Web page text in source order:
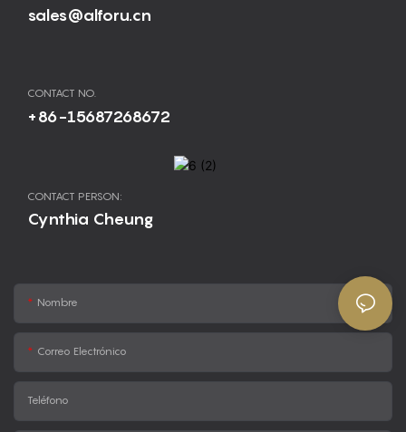
sales@alforu.cn
CONTACT NO.
+86-15687268672
CONTACT PERSON:
Cynthia Cheung
Nombre
Correo Electrónico
Teléfono